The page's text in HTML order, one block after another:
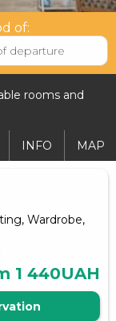
of:
rooms and
INFO MAP
Wardrobe,
1 440UAH